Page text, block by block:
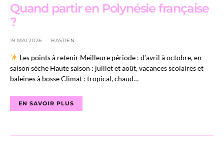
Quand partir en Polynésie française
?
19 MAI 2026 BASTIEN
Les points à retenir Meilleure période : d’avril à octobre, en
saison sèche Haute saison : juillet et août, vacances scolaires et
baleines à bosse Climat : tropical, chaud…
EN SAVOIR PLUS